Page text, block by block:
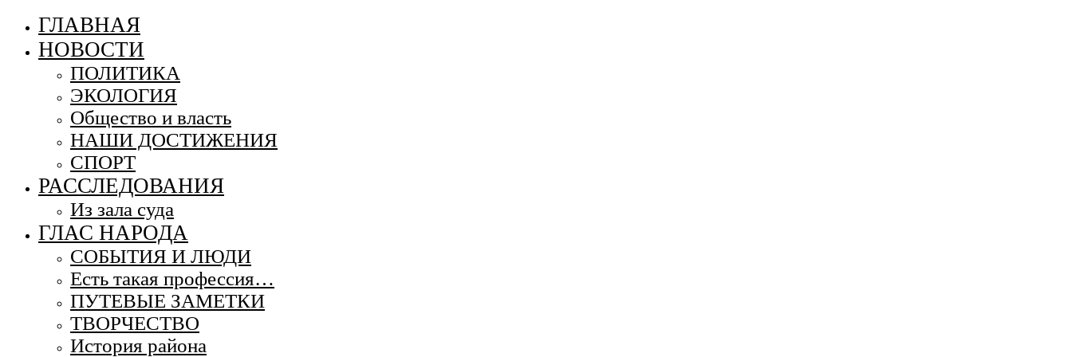
ГЛАВНАЯ
НОВОСТИ
ПОЛИТИКА
ЭКОЛОГИЯ
Общество и власть
НАШИ ДОСТИЖЕНИЯ
СПОРТ
РАССЛЕДОВАНИЯ
Из зала суда
ГЛАС НАРОДА
СОБЫТИЯ И ЛЮДИ
Есть такая профессия…
ПУТЕВЫЕ ЗАМЕТКИ
ТВОРЧЕСТВО
История района